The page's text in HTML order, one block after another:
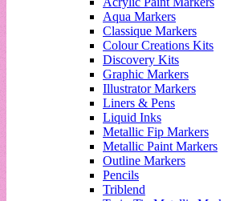
Aqua Markers
Classique Markers
Colour Creations Kits
Discovery Kits
Graphic Markers
Illustrator Markers
Liners & Pens
Liquid Inks
Metallic Fip Markers
Metallic Paint Markers
Outline Markers
Pencils
Triblend